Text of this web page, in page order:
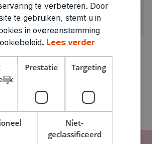
te verbeteren. Door
te gebruiken, stemt u in
in overeenstemming
Lees verder
Prestatie Targeting
Niet-
geclassificeerd